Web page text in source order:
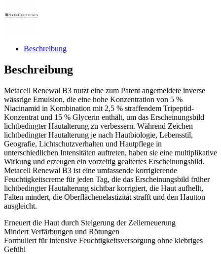
Beschreibung
Beschreibung
Metacell Renewal B3 nutzt eine zum Patent angemeldete inverse
wässrige Emulsion, die eine hohe Konzentration von 5 %
Niacinamid in Kombination mit 2,5 % straffendem Tripeptid-
Konzentrat und 15 % Glycerin enthält, um das Erscheinungsbild
lichtbedingter Hautalterung zu verbessern. Während Zeichen
lichtbedingter Hautalterung je nach Hautbiologie, Lebensstil,
Geografie, Lichtschutzverhalten und Hautpflege in
unterschiedlichen Intensitäten auftreten, haben sie eine multiplikative
Wirkung und erzeugen ein vorzeitig gealtertes Erscheinungsbild.
Metacell Renewal B3 ist eine umfassende korrigierende
Feuchtigkeitscreme für jeden Tag, die das Erscheinungsbild früher
lichtbedingter Hautalterung sichtbar korrigiert, die Haut aufhellt,
Falten mindert, die Oberflächenelastizität strafft und den Hautton
ausgleicht.
Erneuert die Haut durch Steigerung der Zellerneuerung
Mindert Verfärbungen und Rötungen
Formuliert für intensive Feuchtigkeitsversorgung ohne klebriges
Gefühl